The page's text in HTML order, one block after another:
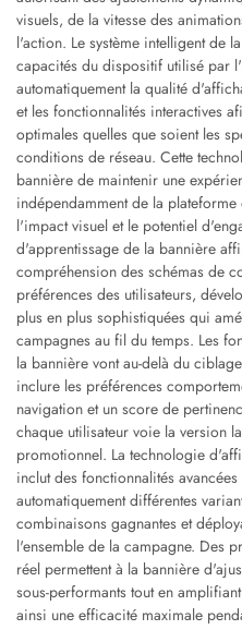
visuels, de la vitesse des
l'action. Le système intelligent de
capacités du dispositif utilisé par
automatiquement la qualité
et les fonctionnalités interactives
optimales quelles que soient les
conditions de réseau. Cette
bannière de maintenir une
indépendamment de la
l'impact visuel et le potentiel
d'apprentissage de la bannière
compréhension des schémas de
préférences des utilisateurs,
plus en plus sophistiquées qui
campagnes au fil du temps. Les
la bannière vont au-delà du
inclure les préférences
navigation et un score de
chaque utilisateur voie la version
promotionnel. La technologie
inclut des fonctionnalités
automatiquement différentes
combinaisons gagnantes et
l'ensemble de la campagne. Des
réel permettent à la bannière
sous-performants tout en
ainsi une efficacité maximale